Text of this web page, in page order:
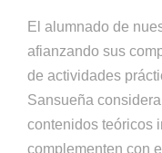
El alumnado de
afianzando sus
de actividades
Sansueña
contenidos teóricos
complementen con